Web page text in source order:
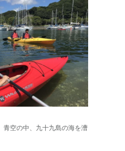
青空の中、九十九島の海を漕